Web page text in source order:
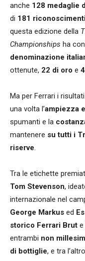
anche 128 medaglie
di 181
questa edizione della
Championships ha
denominazione
ottenute, 22 di oro e
Ma per Ferrari i
una volta l’ampiezza
spumanti e la
mantenere su tutti i
riserve.
Tra le etichette
Tom Stevenson,
internazionale nel
George Markus ed
storico Ferrari Brut e
entrambi non
di bottiglie, e tra